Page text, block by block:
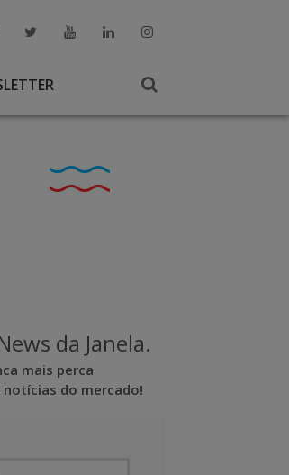
da Janela.
mais perca
notícias do mercado!